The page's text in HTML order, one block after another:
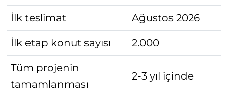
İlk teslimat Ağustos 2026
İlk etap konut sayısı 2.000
Tüm projenin
tamamlanması
2-3 yıl içinde